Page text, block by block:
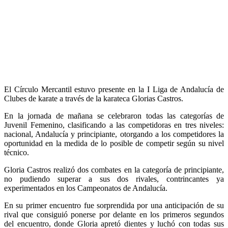
El Círculo Mercantil estuvo presente en la I Liga de Andalucía de
Clubes de karate a través de la karateca Glorias Castros.
En la jornada de mañana se celebraron todas las categorías de
Juvenil Femenino, clasificando a las competidoras en tres niveles:
nacional, Andalucía y principiante, otorgando a los competidores la
oportunidad en la medida de lo posible de competir según su nivel
técnico.
Gloria Castros realizó dos combates en la categoría de principiante,
no pudiendo superar a sus dos rivales, contrincantes ya
experimentados en los Campeonatos de Andalucía.
En su primer encuentro fue sorprendida por una anticipación de su
rival que consiguió ponerse por delante en los primeros segundos
del encuentro, donde Gloria apretó dientes y luchó con todas sus